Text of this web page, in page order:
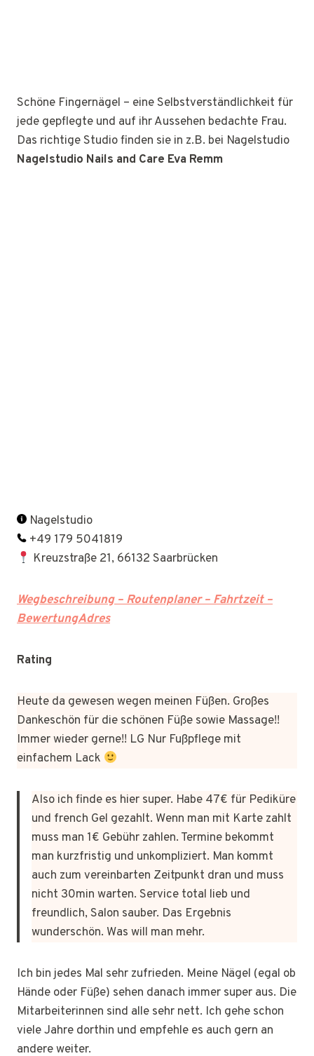
Schöne Fingernägel – eine Selbstverständlichkeit für
jede gepflegte und auf ihr Aussehen bedachte Frau.
Das richtige Studio finden sie in z.B. bei Nagelstudio
Nagelstudio Nails and Care Eva Remm
Nagelstudio
+49 179 5041819
Kreuzstraße 21, 66132 Saarbrücken
Wegbeschreibung – Routenplaner – Fahrtzeit –
BewertungAdres
Rating
Heute da gewesen wegen meinen Füßen. Großes
Dankeschön für die schönen Füße sowie Massage!!
Immer wieder gerne!! LG Nur Fußpflege mit
einfachem Lack
Also ich finde es hier super. Habe 47€ für Pediküre
und french Gel gezahlt. Wenn man mit Karte zahlt
muss man 1€ Gebühr zahlen. Termine bekommt
man kurzfristig und unkompliziert. Man kommt
auch zum vereinbarten Zeitpunkt dran und muss
nicht 30min warten. Service total lieb und
freundlich, Salon sauber. Das Ergebnis
wunderschön. Was will man mehr.
Ich bin jedes Mal sehr zufrieden. Meine Nägel (egal ob
Hände oder Füße) sehen danach immer super aus. Die
Mitarbeiterinnen sind alle sehr nett. Ich gehe schon
viele Jahre dorthin und empfehle es auch gern an
andere weiter.